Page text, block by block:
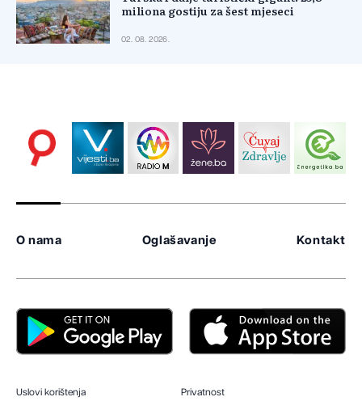
miliona gostiju za šest mjeseci
02. 08. 2026.
O nama Oglašavanje Kontakt
Uslovi korištenja Privatnost